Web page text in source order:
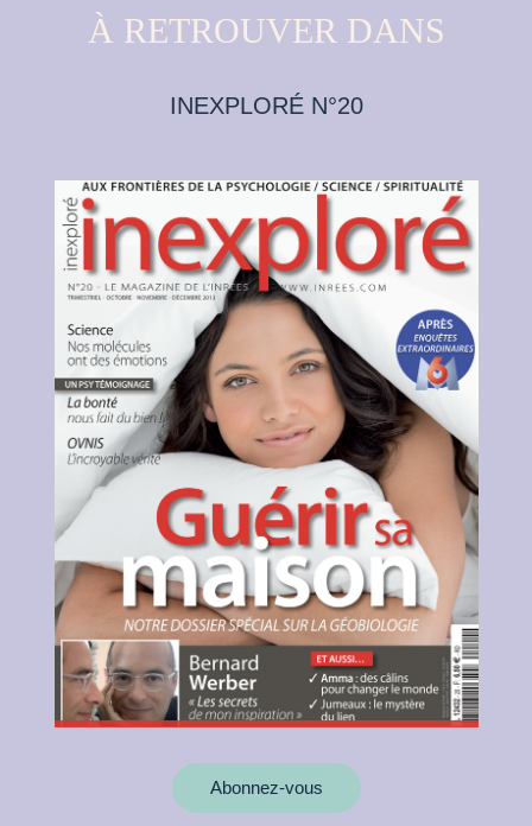
À RETROUVER DANS
INEXPLORÉ N°20
Abonnez-vous